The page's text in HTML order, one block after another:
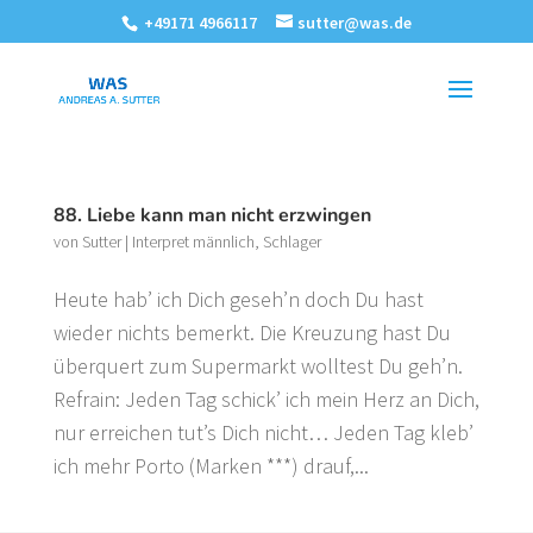
+49171 4966117 sutter@was.de
88. Liebe kann man nicht erzwingen
von Sutter| Interpret männlich, Schlager
Heute hab’ ich Dich geseh’n doch Du hast
wieder nichts bemerkt. Die Kreuzung hast Du
überquert zum Supermarkt wolltest Du geh’n.
Refrain: Jeden Tag schick’ ich mein Herz an Dich,
nur erreichen tut’s Dich nicht… Jeden Tag kleb’
ich mehr Porto (Marken ***) drauf,...